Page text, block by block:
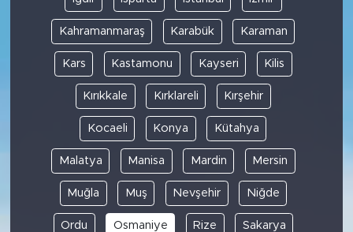
Kahramanmaraş Karabük Karaman
Kars Kastamonu Kayseri Kilis
Kırıkkale Kırklareli Kırşehir
Kocaeli Konya Kütahya
Malatya Manisa Mardin Mersin
Muğla Muş Nevşehir Niğde
Ordu Osmaniye Rize Sakarya